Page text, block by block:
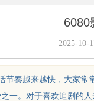
6080
2025-10-
节奏越来越快，大家常
一。对于喜欢追剧的